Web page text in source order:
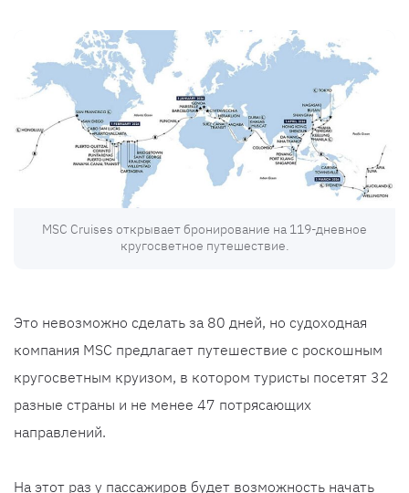
MSC Cruises открывает бронирование на 119-дневное
кругосветное путешествие.
Это невозможно сделать за 80 дней, но судоходная
компания MSC предлагает путешествие с роскошным
кругосветным круизом, в котором туристы посетят 32
разные страны и не менее 47 потрясающих
направлений.
На этот раз у пассажиров будет возможность начать